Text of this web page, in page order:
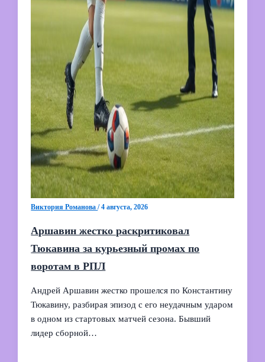
Виктория Романова/4 августа, 2026
Аршавин жестко раскритиковал
Тюкавина за курьезный промах по
воротам в РПЛ
Андрей Аршавин жестко прошелся по Константину
Тюкавину, разбирая эпизод с его неудачным ударом
в одном из стартовых матчей сезона. Бывший
лидер сборной…